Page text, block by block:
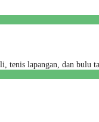
tenis lapangan, dan bulu